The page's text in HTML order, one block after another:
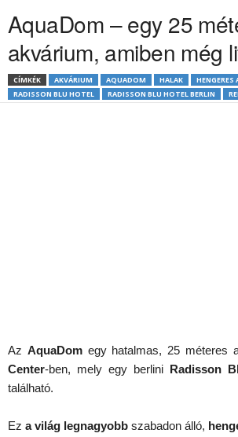
AquaDom – egy 25
akvárium, amiben még
CÍMKÉK AKVÁRIUM AQUADOM HALAK
HENGERES
RADISSON BLU HOTEL
RADISSON BLU HOTEL BERLIN
Az AquaDomegy hatalmas, 25 méteres
Center-ben, mely egy berlini Radisson
található.
Ez a világ legnagyobb szabadon álló,